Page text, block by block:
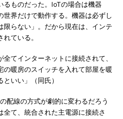
るものだった。IoTの場合は機器
世界だけで動作する。機器は必ずし
限らない」。だから現在は、インテ
ている。
てインターネットに接続されて、
の暖房のスイッチを入れて部屋を暖
いい」（同氏）
配線の方式が劇的に変わるだろう
全て、統合された主電源に接続さ